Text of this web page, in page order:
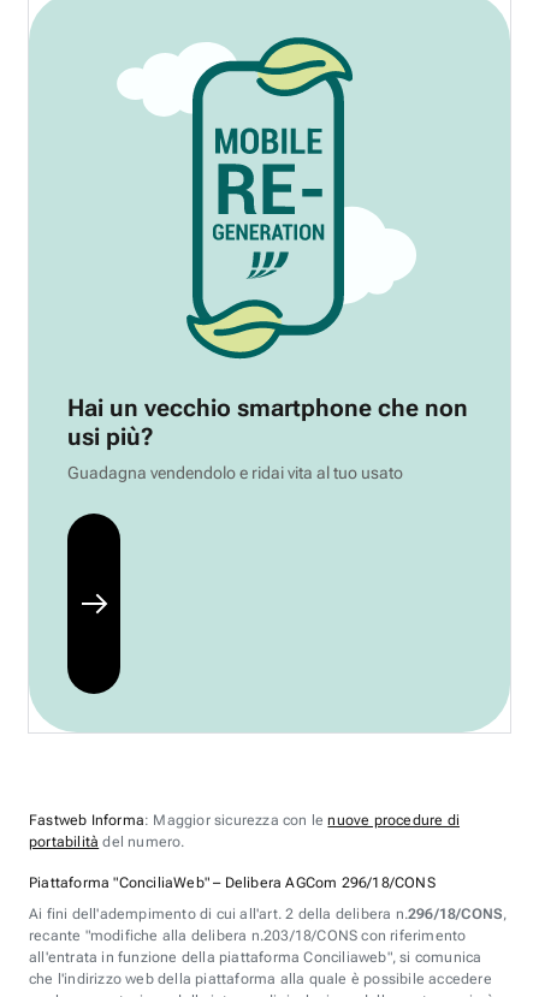
Hai un vecchio smartphone che non
usi più?
Guadagna vendendolo e ridai vita al tuo usato
Fastweb Informa: Maggior sicurezza con lenuove procedure di
portabilità del numero.
Piattaforma "ConciliaWeb" – Delibera AGCom 296/18/CONS
Ai fini dell'adempimento di cui all'art. 2 della delibera n.296/18/CONS,
recante "modifiche alla delibera n.203/18/CONS con riferimento
all'entrata in funzione della piattaforma Conciliaweb", si comunica
che l'indirizzo web della piattaforma alla quale è possibile accedere